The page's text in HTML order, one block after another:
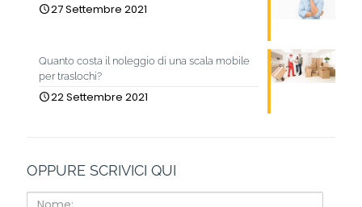
27 Settembre 2021
Quanto costa il noleggio di una scala mobile
per traslochi?
22 Settembre 2021
OPPURE SCRIVICI QUI
Nome: